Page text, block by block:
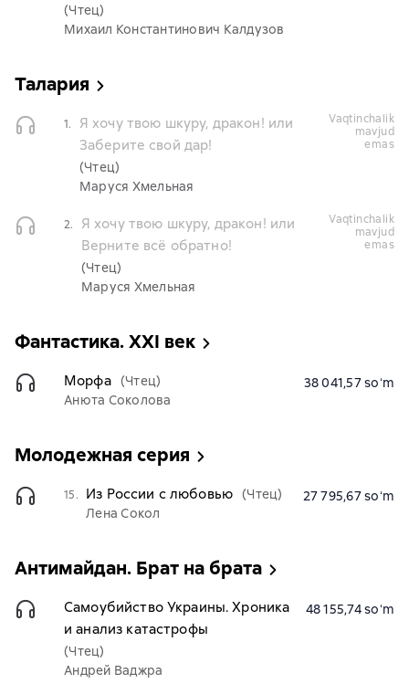
(Чтец)
Михаил Константинович Калдузов
Талария
1.
Я хочу твою шкуру, дракон! или
Заберите свой дар!
(Чтец)
Маруся Хмельная
vaqtinchalik
mavjud
emas
2.
Я хочу твою шкуру, дракон! или
Верните всё обратно!
(Чтец)
Маруся Хмельная
vaqtinchalik
mavjud
emas
Фантастика. XXI век
Морфа (Чтец)
Анюта Соколова
38 041,57 soʻm
Молодежная серия
15. Из России с любовью (Чтец)
Лена Сокол
27 795,67 soʻm
Антимайдан. Брат на брата
Самоубийство Украины. Хроника
и анализ катастрофы
(Чтец)
Андрей Ваджра
48 155,74 soʻm